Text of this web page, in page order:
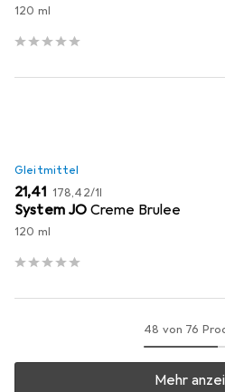
120 ml
Gleitmittel
EUR
21,41 EUR
178,42/1l
System JO Creme Brulee
120 ml
48 von 76
Mehr